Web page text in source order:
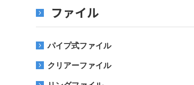
ファイル
パイプ式ファイル
クリアーファイル